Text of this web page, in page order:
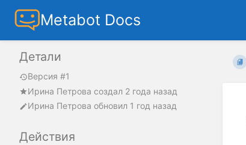
Metabot Docs
Детали
Версия #1
Ирина Петрова создал 2 года назад
Ирина Петрова обновил 1 год назад
Действия